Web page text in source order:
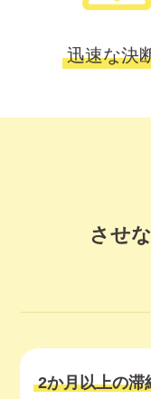
迅速な決
させ
2か月以上の滞